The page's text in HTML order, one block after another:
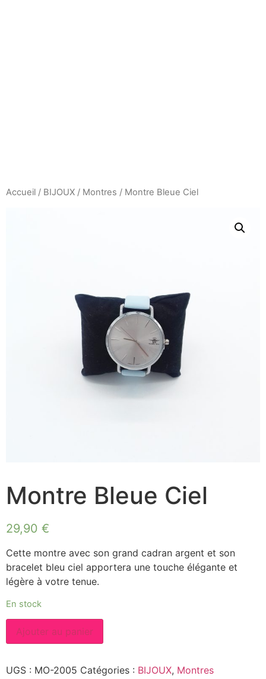
Accueil / BIJOUX / Montres / Montre Bleue Ciel
Montre Bleue Ciel
29,90 €
Cette montre avec son grand cadran argent et son
bracelet bleu ciel apportera une touche élégante et
légère à votre tenue.
En stock
quantité
Montre
Ajouter au panier
UGS : MO-2005 Catégories : BIJOUX, Montres